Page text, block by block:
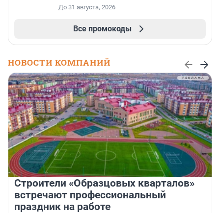
До 31 августа, 2026
Все промокоды
НОВОСТИ КОМПАНИЙ
Строители «Образцовых кварталов»
встречают профессиональный
праздник на работе